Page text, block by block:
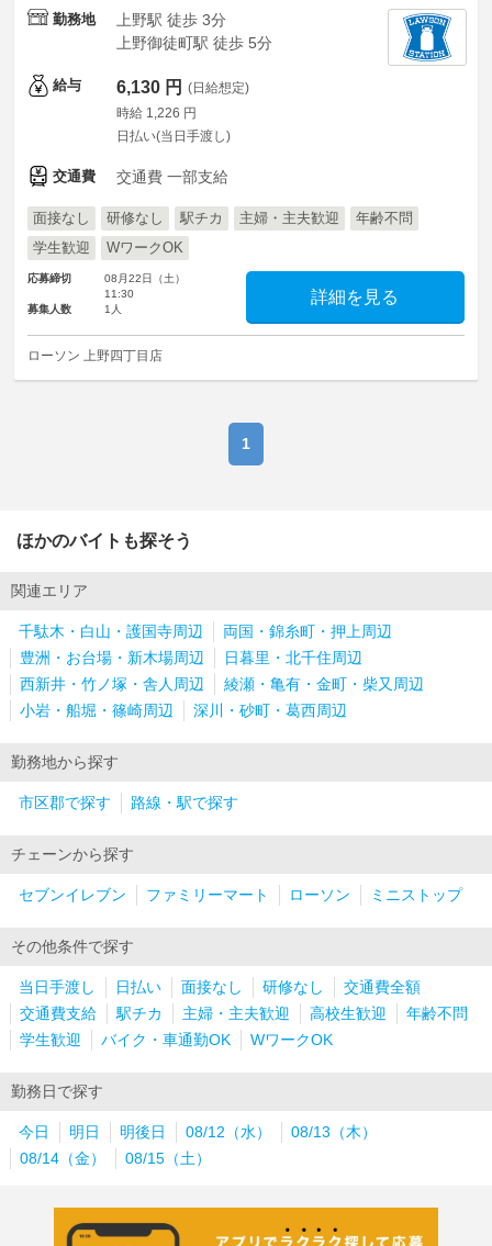
勤務地
上野駅 徒歩 3分
上野御徒町駅 徒歩 5分
給与 6,130 円 (日給想定)
時給 1,226 円
日払い(当日手渡し)
交通費 交通費 一部支給
面接なし 研修なし 駅チカ 主婦・主夫歓迎
年齢不問
学生歓迎
WワークOK
応募締切
08月22日（土）
11:30
募集人数
1人
詳細を見る
ローソン 上野四丁目店
1
ほかのバイトも探そう
関連エリア
千駄木・白山・護国寺周辺
両国・錦糸町・押上周辺
豊洲・お台場・新木場周辺
日暮里・北千住周辺
西新井・竹ノ塚・舎人周辺
綾瀬・亀有・金町・柴又周辺
小岩・船堀・篠崎周辺
深川・砂町・葛西周辺
勤務地から探す
市区郡で探す 路線・駅で探す
チェーンから探す
セブンイレブン ファミリーマート ローソン ミニストップ
その他条件で探す
当日手渡し 日払い 面接なし 研修なし
交通費全額
交通費支給
駅チカ 主婦・主夫歓迎 高校生歓迎
年齢不問
学生歓迎
バイク・車通勤OK WワークOK
勤務日で探す
今日 明日 明後日 08/12（水）
08/13（木）
08/14（金）
08/15（土）